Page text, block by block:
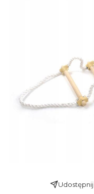
Udostępnij